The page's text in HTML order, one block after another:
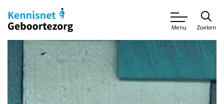
Menu Zoeken